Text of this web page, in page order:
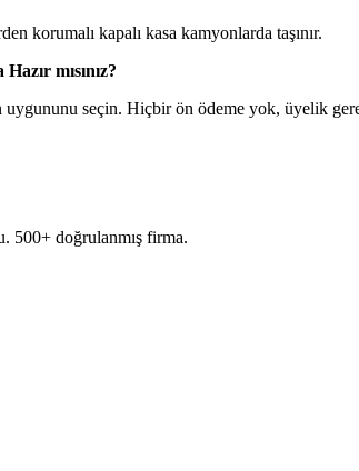
korumalı kapalı kasa kamyonlarda taşınır.
mısınız?
uygununu seçin. Hiçbir ön ödeme yok, üyelik
doğrulanmış firma.